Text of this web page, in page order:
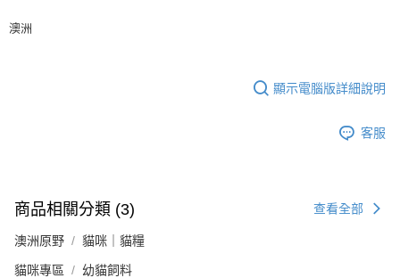
澳洲
顯示電腦版詳細說明
客服
商品相關分類 (3) 查看全部
澳洲原野 貓咪｜貓糧
貓咪專區 幼貓飼料